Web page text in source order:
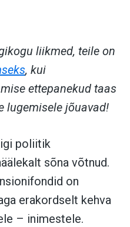
liikmed, teile on
, kui
ettepanekud taas
lugemisele jõuavad!
poliitik
sõna võtnud.
on
erakordselt kehva
– inimestele.